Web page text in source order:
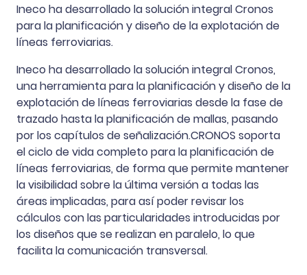
Ineco ha desarrollado la solución integral Cronos
para la planificación y diseño de la explotación de
líneas ferroviarias.
Ineco ha desarrollado la solución integral Cronos,
una herramienta para la planificación y diseño de la
explotación de líneas ferroviarias desde la fase de
trazado hasta la planificación de mallas, pasando
por los capítulos de señalización.CRONOS soporta
el ciclo de vida completo para la planificación de
líneas ferroviarias, de forma que permite mantener
la visibilidad sobre la última versión a todas las
áreas implicadas, para así poder revisar los
cálculos con las particularidades introducidas por
los diseños que se realizan en paralelo, lo que
facilita la comunicación transversal.